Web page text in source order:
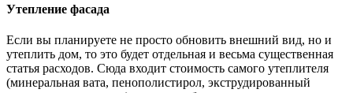
Утепление фасада
Если вы планируете не просто обновить внешний вид, но и
утеплить дом, то это будет отдельная и весьма существенная
статья расходов. Сюда входит стоимость самого утеплителя
(минеральная вата, пенополистирол, экструдированный